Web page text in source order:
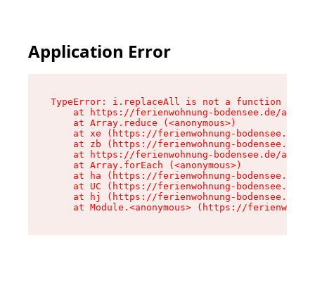
Application Error
TypeError: i.replaceAll is not a function
at https://ferienwohnung-bodensee.de/
    at Array.reduce (<anonymous>)
at xe (https://ferienwohnung-bodensee.de/
at zb (https://ferienwohnung-bodensee.de/
at https://ferienwohnung-bodensee.de/
    at Array.forEach (<anonymous>)
at ha (https://ferienwohnung-bodensee.de/
at UC (https://ferienwohnung-bodensee.de/
at hj (https://ferienwohnung-bodensee.de/
at Module.<anonymous> (https://